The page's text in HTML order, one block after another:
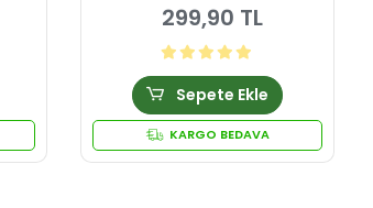
299,90 TL
Sepete Ekle
KARGO BEDAVA